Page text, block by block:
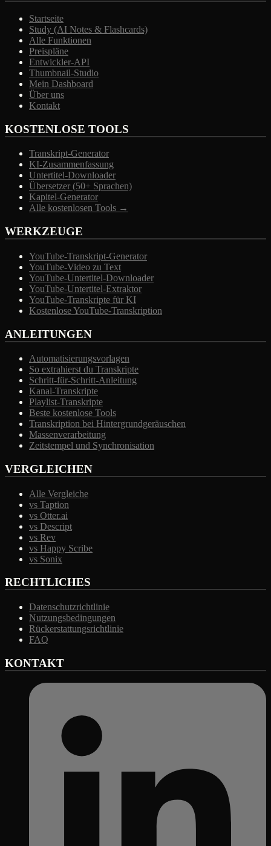
Startseite
Study (AI Notes & Flashcards)
Alle Funktionen
Preispläne
Entwickler-API
Thumbnail-Studio
Mein Dashboard
Über uns
Kontakt
KOSTENLOSE TOOLS
Transkript-Generator
KI-Zusammenfassung
Untertitel-Downloader
Übersetzer (50+ Sprachen)
Kapitel-Generator
Alle kostenlosen Tools →
WERKZEUGE
YouTube-Transkript-Generator
YouTube-Video zu Text
YouTube-Untertitel-Downloader
YouTube-Untertitel-Extraktor
YouTube-Transkripte für KI
Kostenlose YouTube-Transkription
ANLEITUNGEN
Automatisierungsvorlagen
So extrahierst du Transkripte
Schritt-für-Schritt-Anleitung
Kanal-Transkripte
Playlist-Transkripte
Beste kostenlose Tools
Transkription bei Hintergrundgeräuschen
Massenverarbeitung
Zeitstempel und Synchronisation
VERGLEICHEN
Alle Vergleiche
vs Taption
vs Otter.ai
vs Descript
vs Rev
vs Happy Scribe
vs Sonix
RECHTLICHES
Datenschutzrichtlinie
Nutzungsbedingungen
Rückerstattungsrichtlinie
FAQ
KONTAKT